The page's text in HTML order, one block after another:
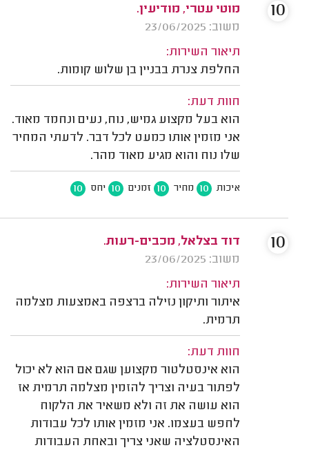
מוטי עטרי, מודיעין.
משוב: 23/06/2025
תיאור השירות:
החלפת צנרת בבניין בן שלוש קומות.
חוות דעת:
הוא בעל מקצוע גמיש, נוח, נעים ונחמד מאוד.
אני מזמין אותו כמעט לכל דבר. לדעתי המחיר
שלו נוח והוא מגיע מאוד מהר.
איכות 10 מחיר 10 זמנים 10 יחס 10
10
דוד בצלאל, מכבים-רעות.
משוב: 23/06/2025
תיאור השירות:
איתור ותיקון נזילה ברצפה באמצעות מצלמה
תרמית.
חוות דעת:
הוא אינסטלטור מקצוען שגם אם הוא לא יכול
לפתור בעיה וצריך להזמין מצלמה תרמית אז
הוא עושה את זה ולא משאיר את הלקוח
לחפש בעצמו. אני מזמין אותו לכל עבודות
האינסטלציה שאני צריך ובאחת העבודות
10